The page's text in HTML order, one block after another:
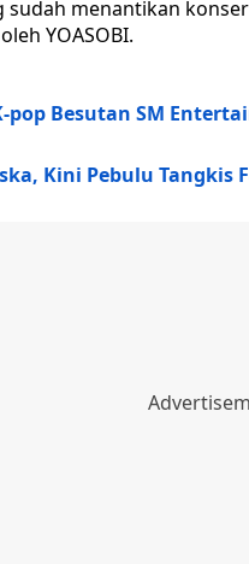
sudah menantikan
YOASOBI.
pop Besutan SM
Kini Pebulu